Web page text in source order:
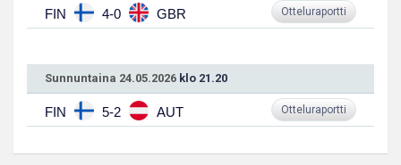
FIN 4-0 GBR Otteluraportti
Sunnuntaina 24.05.2026 klo 21.20
FIN 5-2 AUT Otteluraportti